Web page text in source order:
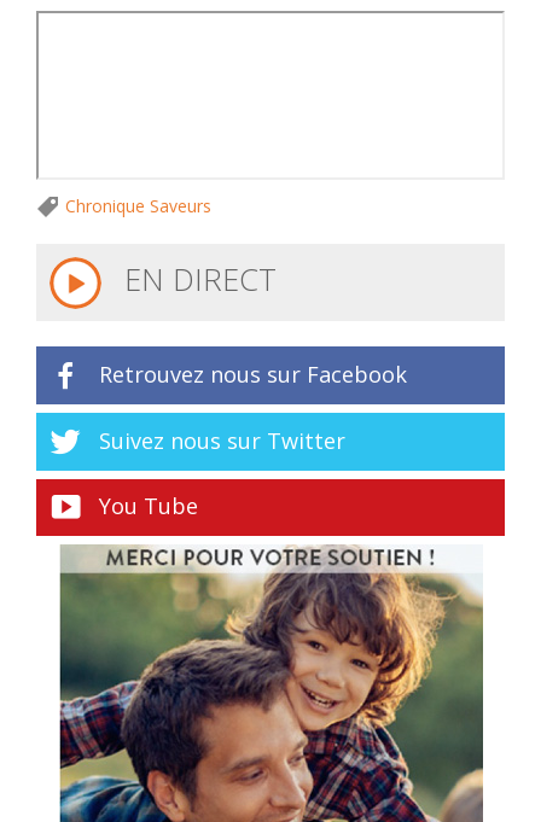
Chronique Saveurs
EN DIRECT
Retrouvez nous sur Facebook
Suivez nous sur Twitter
You Tube